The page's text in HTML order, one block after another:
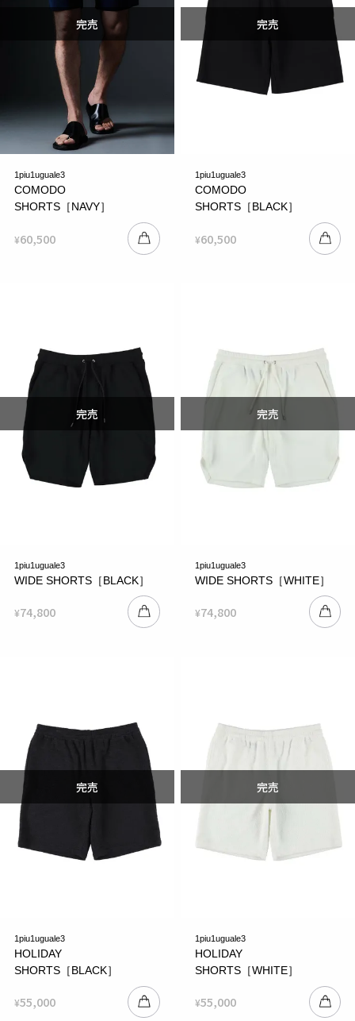
1piu1uguale3
COMODO
SHORTS［NAVY］
¥60,500
1piu1uguale3
COMODO
SHORTS［BLACK］
¥60,500
1piu1uguale3
WIDE SHORTS［BLACK］
¥74,800
1piu1uguale3
WIDE SHORTS［WHITE］
¥74,800
1piu1uguale3
HOLIDAY
SHORTS［BLACK］
¥55,000
1piu1uguale3
HOLIDAY
SHORTS［WHITE］
¥55,000